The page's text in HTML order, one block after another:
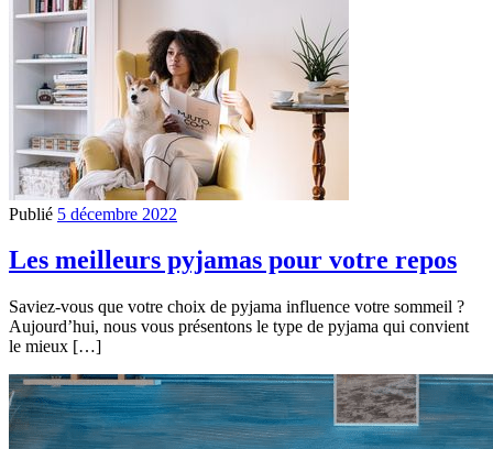
Publié 5 décembre 2022
Les meilleurs pyjamas pour votre repos
Saviez-vous que votre choix de pyjama influence votre sommeil ?
Aujourd’hui, nous vous présentons le type de pyjama qui convient
le mieux […]